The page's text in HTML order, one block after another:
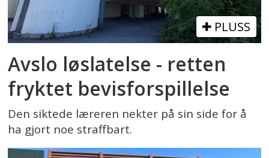
PLUSS
Avslo løslatelse - retten
fryktet bevisforspillelse
Den siktede læreren nekter på sin side for å
ha gjort noe straffbart.